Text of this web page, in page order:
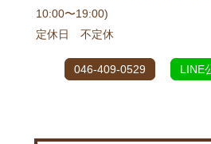
10:00〜19:00)
定休日 不定休
046-409-0529 LINE